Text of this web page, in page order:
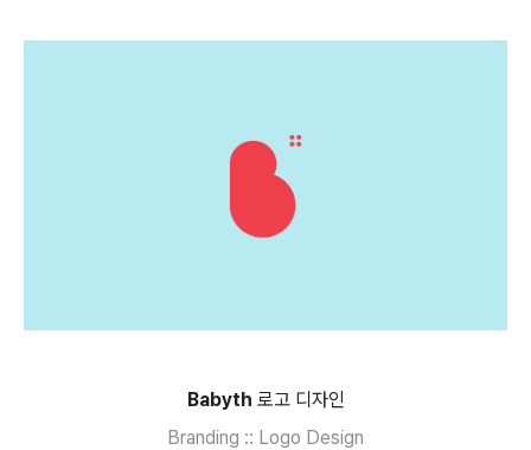
Babyth 로고 디자인
Branding :: Logo Design